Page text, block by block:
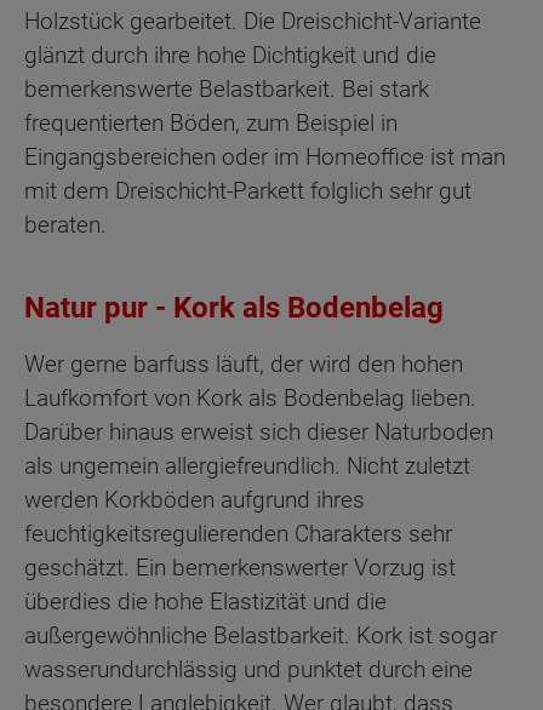
Holzstück gearbeitet. Die Dreischicht-Variante
glänzt durch ihre hohe Dichtigkeit und die
bemerkenswerte Belastbarkeit. Bei stark
frequentierten Böden, zum Beispiel in
Eingangsbereichen oder im Homeoffice ist man
mit dem Dreischicht-Parkett folglich sehr gut
beraten.
Natur pur - Kork als Bodenbelag
Wer gerne barfuss läuft, der wird den hohen
Laufkomfort von Kork als Bodenbelag lieben.
Darüber hinaus erweist sich dieser Naturboden
als ungemein allergiefreundlich. Nicht zuletzt
werden Korkböden aufgrund ihres
feuchtigkeitsregulierenden Charakters sehr
geschätzt. Ein bemerkenswerter Vorzug ist
überdies die hohe Elastizität und die
außergewöhnliche Belastbarkeit. Kork ist sogar
wasserundurchlässig und punktet durch eine
besondere Langlebigkeit. Wer glaubt, dass